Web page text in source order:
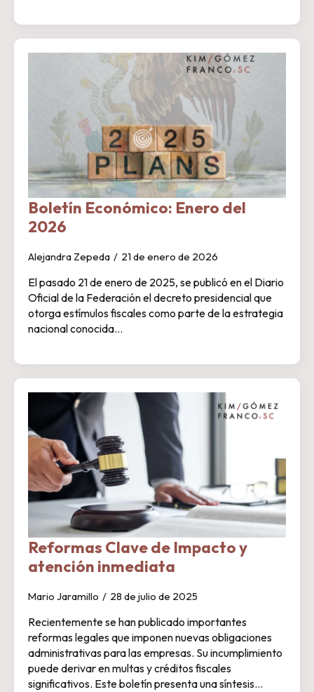
Boletín Económico: Enero del
2026
Alejandra Zepeda 21 de enero de 2026
El pasado 21 de enero de 2025, se publicó en el Diario
Oficial de la Federación el decreto presidencial que
otorga estímulos fiscales como parte de la estrategia
nacional conocida…
Reformas Clave de Impacto y
atención inmediata
Mario Jaramillo 28 de julio de 2025
Recientemente se han publicado importantes
reformas legales que imponen nuevas obligaciones
administrativas para las empresas. Su incumplimiento
puede derivar en multas y créditos fiscales
significativos. Este boletín presenta una síntesis…